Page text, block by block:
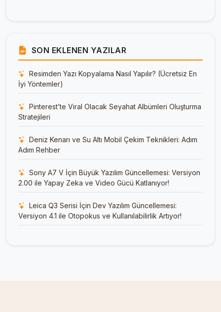
SON EKLENEN YAZILAR
Resimden Yazı Kopyalama Nasıl Yapılır? (Ücretsiz En
İyi Yöntemler)
Pinterest’te Viral Olacak Seyahat Albümleri Oluşturma
Stratejileri
Deniz Kenarı ve Su Altı Mobil Çekim Teknikleri: Adım
Adım Rehber
Sony A7 V İçin Büyük Yazılım Güncellemesi: Versiyon
2.00 ile Yapay Zeka ve Video Gücü Katlanıyor!
Leica Q3 Serisi İçin Dev Yazılım Güncellemesi:
Versiyon 4.1 ile Otopokus ve Kullanılabilirlik Artıyor!